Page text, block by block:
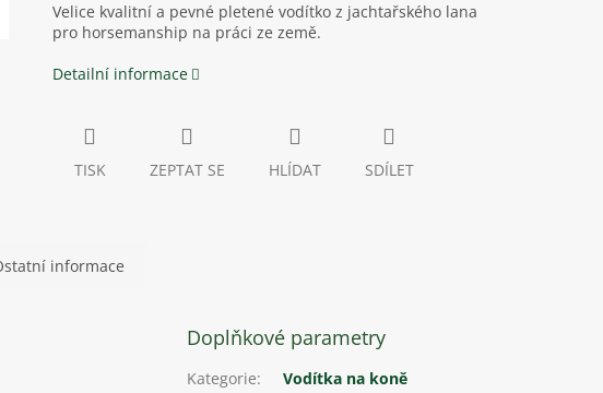
Velice kvalitní a pevné pletené vodítko z jachtařského lana
pro horsemanship na práci ze země.
Detailní informace
TISK ZEPTAT SE HLÍDAT SDÍLET
informace
Doplňkové parametry
Kategorie:
Vodítka na koně